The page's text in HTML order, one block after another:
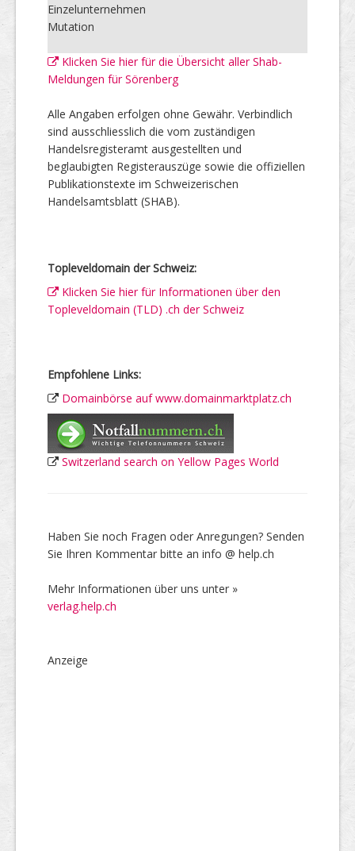
Einzelunternehmen
Mutation
Klicken Sie hier für die Übersicht aller Shab-
Meldungen für Sörenberg
Alle Angaben erfolgen ohne Gewähr. Verbindlich
sind ausschliesslich die vom zuständigen
Handelsregisteramt ausgestellten und
beglaubigten Registerauszüge sowie die offiziellen
Publikationstexte im Schweizerischen
Handelsamtsblatt (SHAB).
Topleveldomain der Schweiz:
Klicken Sie hier für Informationen über den
Topleveldomain (TLD) .ch der Schweiz
Empfohlene Links:
Domainbörse auf www.domainmarktplatz.ch
Switzerland search on Yellow Pages World
Haben Sie noch Fragen oder Anregungen? Senden
Sie Ihren Kommentar bitte an info @ help.ch
Mehr Informationen über uns unter »
verlag.help.ch
Anzeige